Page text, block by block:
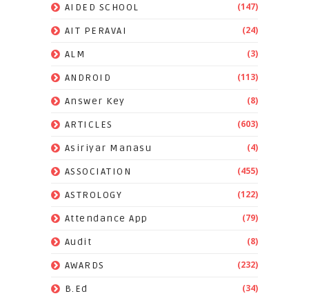
AIDED SCHOOL (147)
AIT PERAVAI (24)
ALM (3)
ANDROID (113)
Answer Key (8)
ARTICLES (603)
Asiriyar Manasu (4)
ASSOCIATION (455)
ASTROLOGY (122)
Attendance App (79)
Audit (8)
AWARDS (232)
B.Ed (34)